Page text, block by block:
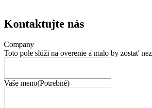
Kontaktujte nás
Company
Toto pole slúži na overenie a malo by zostať
Vaše meno(Potrebné)